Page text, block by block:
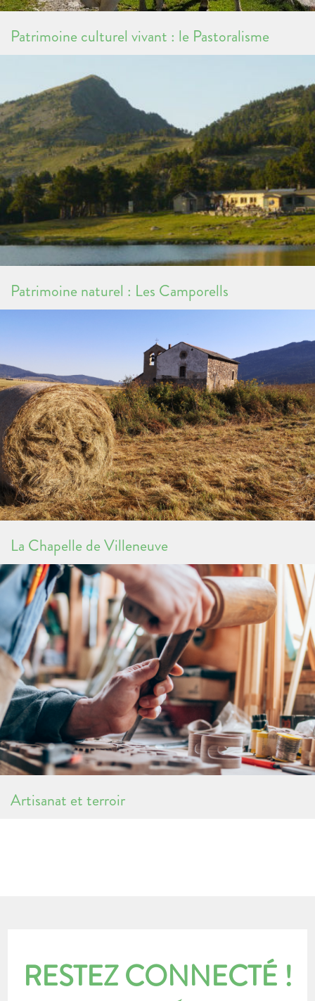
Patrimoine culturel vivant : le Pastoralisme
Patrimoine naturel : Les Camporells
La Chapelle de Villeneuve
Artisanat et terroir
RESTEZ CONNECTÉ !